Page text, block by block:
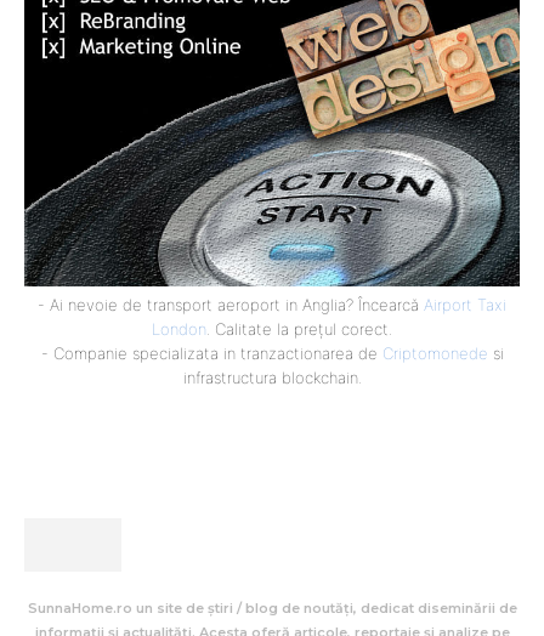
- Ai nevoie de transport aeroport in Anglia? Încearcă Airport Taxi
London. Calitate la prețul corect.
- Companie specializata in tranzactionarea de Criptomonede si
infrastructura blockchain.
SunnaHome.ro un site de știri / blog de noutăți, dedicat diseminării de
informații și actualități. Acesta oferă articole, reportaje și analize pe